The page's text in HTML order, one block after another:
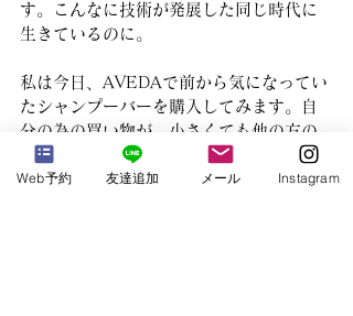
す。こんなに技術が発展した同じ時代に
生きているのに。
私は今日、AVEDAで前から気になってい
たシャンプーバーを購入してみます。自
分の為の買い物が、小さくても他の方の
役にたてるなんて、とても簡単に嬉しく
なります。
Web予約 友達追加 メール Instagram